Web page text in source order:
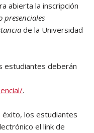
abierta la inscripción
presenciales
de la Universidad
estudiantes deberán
.
éxito, los estudiantes
el link de